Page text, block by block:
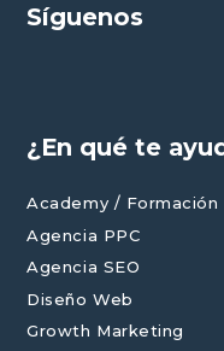
Síguenos
¿En qué te
Academy / Formación
Agencia PPC
Agencia SEO
Diseño Web
Growth Marketing